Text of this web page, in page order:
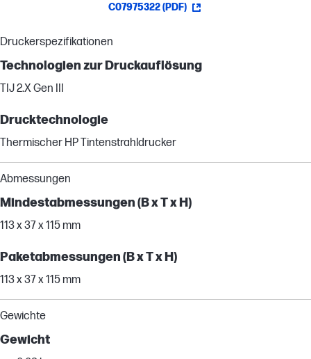
C07975322 (PDF)
Druckerspezifikationen
Technologien zur Druckauflösung
TIJ 2.X Gen III
Drucktechnologie
Thermischer HP Tintenstrahldrucker
Abmessungen
Mindestabmessungen (B x T x H)
113 x 37 x 115 mm
Paketabmessungen (B x T x H)
113 x 37 x 115 mm
Gewichte
Gewicht